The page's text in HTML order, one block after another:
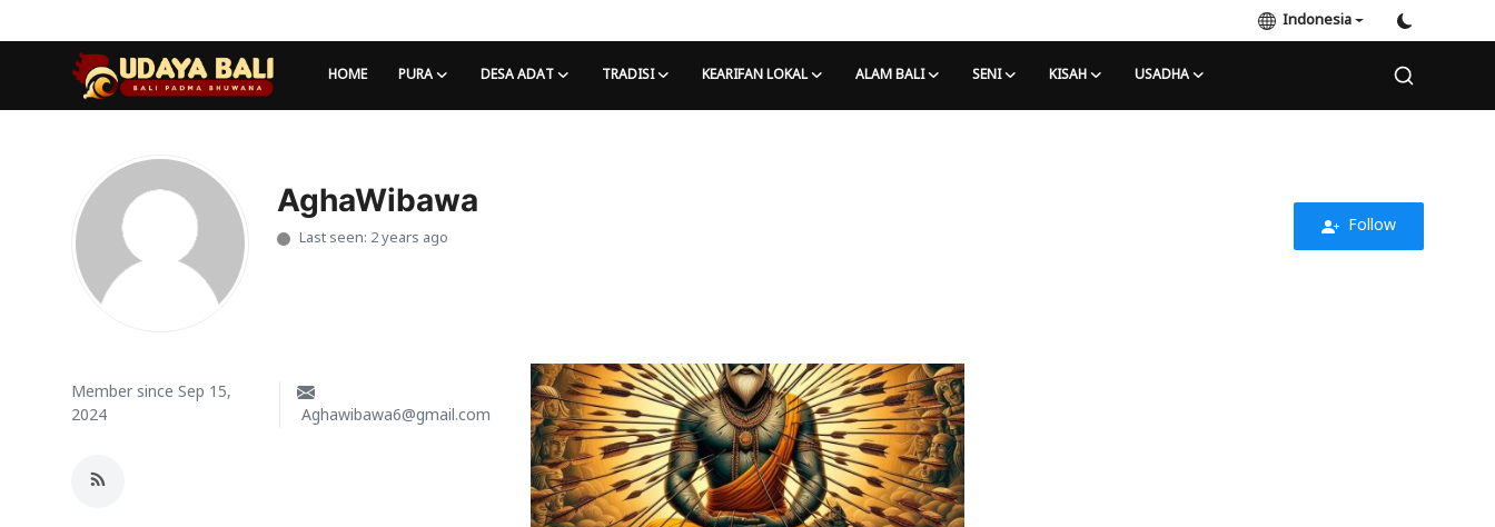
Indonesia
HOME PURA DESA ADAT TRADISI KEARIFAN LOKAL ALAM BALI SENI KISAH USADHA
Desa Adat
Alam Bali
AghaWibawa
Last seen: 2 years ago Follow
Member since Sep 15,
2024 Aghawibawa6@gmail.com